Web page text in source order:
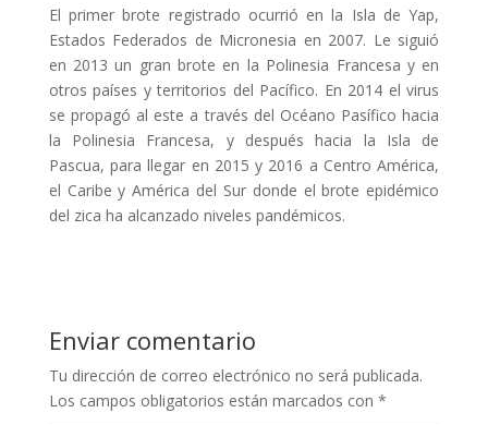
El primer brote registrado ocurrió en la Isla de Yap,
Estados Federados de Micronesia en 2007. Le siguió
en 2013 un gran brote en la Polinesia Francesa y en
otros países y territorios del Pacífico. En 2014 el virus
se propagó al este a través del Océano Pasífico hacia
la Polinesia Francesa, y después hacia la Isla de
Pascua, para llegar en 2015 y 2016 a Centro América,
el Caribe y América del Sur donde el brote epidémico
del zica ha alcanzado niveles pandémicos.
Enviar comentario
Tu dirección de correo electrónico no será publicada.
Los campos obligatorios están marcados con *